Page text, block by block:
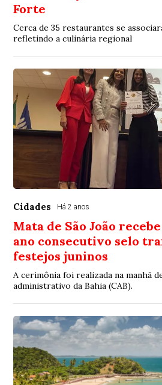
Forte
Cerca de 35 restaurantes se
refletindo a culinária regional
Cidades Há 2 anos
Mata de São João
ano consecutivo selo
festejos juninos
A cerimônia foi realizada na manhã
administrativo da Bahia (CAB).